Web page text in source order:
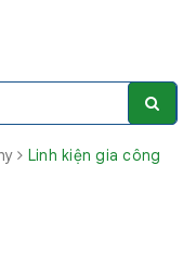
Linh kiện gia công